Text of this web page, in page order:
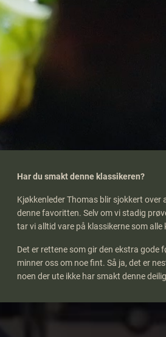
Har du smakt denne klassikeren?
Kjøkkenleder Thomas blir sjokkert over
denne favoritten. Selv om vi stadig
tar vi alltid vare på klassikerne som alle
Det er rettene som gir den ekstra gode
minner oss om noe fint. Så ja, det er
noen der ute ikke har smakt denne